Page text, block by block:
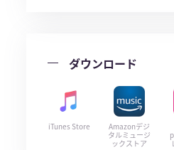
ダウンロード
iTunes Store
Amazonデジ
タルミュージ
ックストア